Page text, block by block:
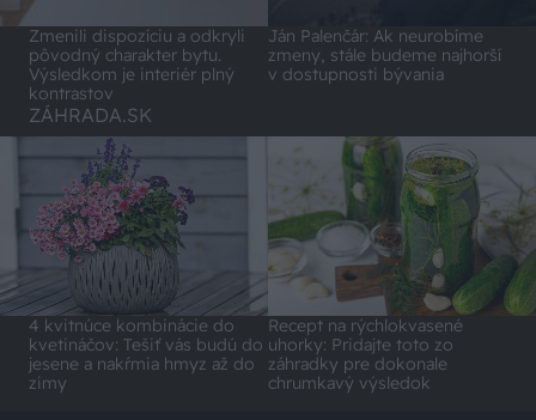
Zmenili dispozíciu a odkryli
pôvodný charakter bytu.
Výsledkom je interiér plný
kontrastov
Ján Palenčár: Ak neurobíme
zmeny, stále budeme najhorší
v dostupnosti bývania
ZÁHRADA.SK
4 kvitnúce kombinácie do
kvetináčov: Tešiť vás budú do
jesene a nakŕmia hmyz až do
zimy
Recept na rýchlokvasené
uhorky: Pridajte toto zo
záhradky pre dokonale
chrumkavý výsledok